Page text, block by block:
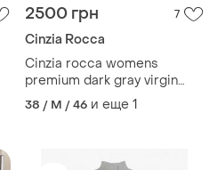
2500 грн 7
Cinzia Rocca
Cinzia rocca womens
premium dark gray virgin
wool pea coat jacket
женское, премиальное,
38 / M / 46 и еще 1